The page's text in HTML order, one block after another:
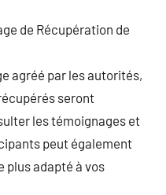
de Récupération de
agréé par les autorités,
seront
les témoignages et
peut également
plus adapté à vos